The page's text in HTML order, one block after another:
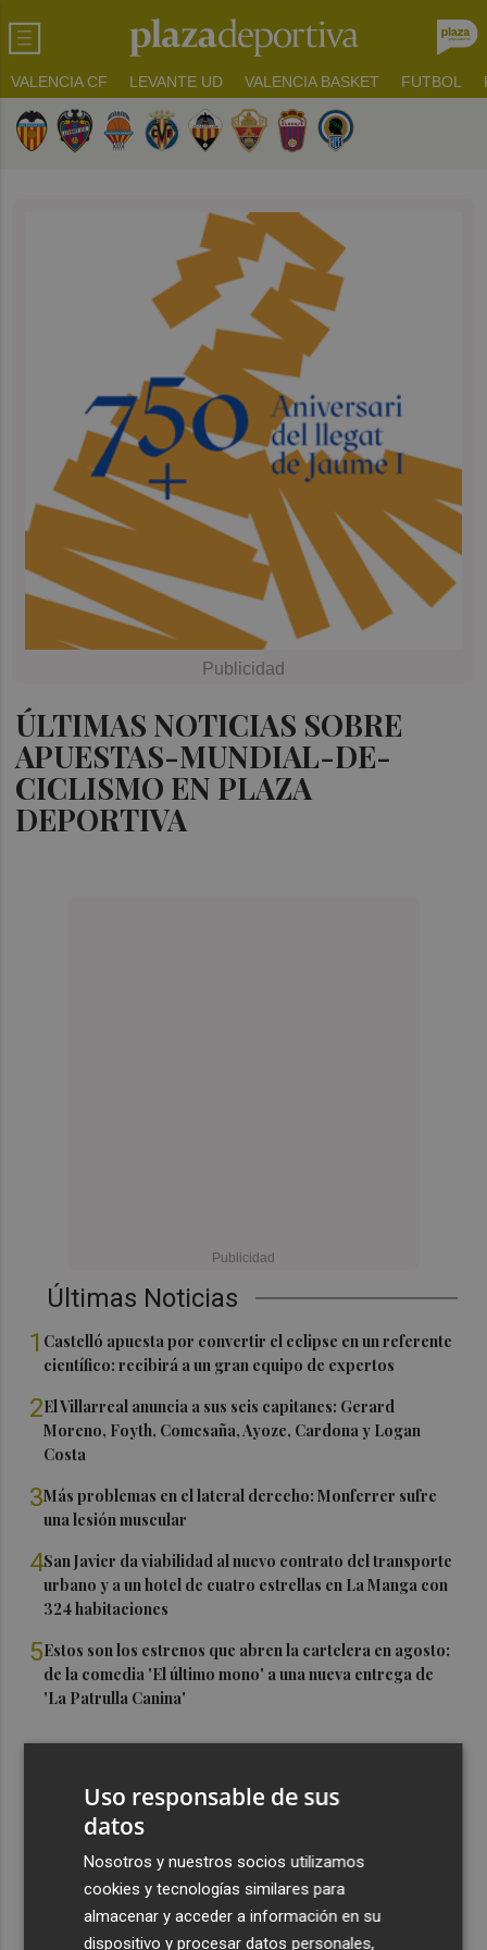
VALENCIA CF LEVANTE UD VALENCIA BASKET FUTBOL
ÚLTIMAS NOTICIAS SOBRE
APUESTAS-MUNDIAL-DE-
CICLISMO EN PLAZA
DEPORTIVA
Últimas Noticias
1 Castelló apuesta por convertir el eclipse en un referente
científico: recibirá a un gran equipo de expertos
2El Villarreal anuncia a sus seis capitanes: Gerard
Moreno, Foyth, Comesaña, Ayoze, Cardona y Logan
Costa
3Más problemas en el lateral derecho: Monferrer sufre
una lesión muscular
4San Javier da viabilidad al nuevo contrato del transporte
urbano y a un hotel de cuatro estrellas en La Manga con
324 habitaciones
5Estos son los estrenos que abren la cartelera en agosto:
de la comedia 'El último mono' a una nueva entrega de
'La Patrulla Canina'
Uso responsable de sus
datos
Nosotros y nuestros socios utilizamos
cookies y tecnologías similares para
almacenar y acceder a información en su
dispositivo y procesar datos personales,